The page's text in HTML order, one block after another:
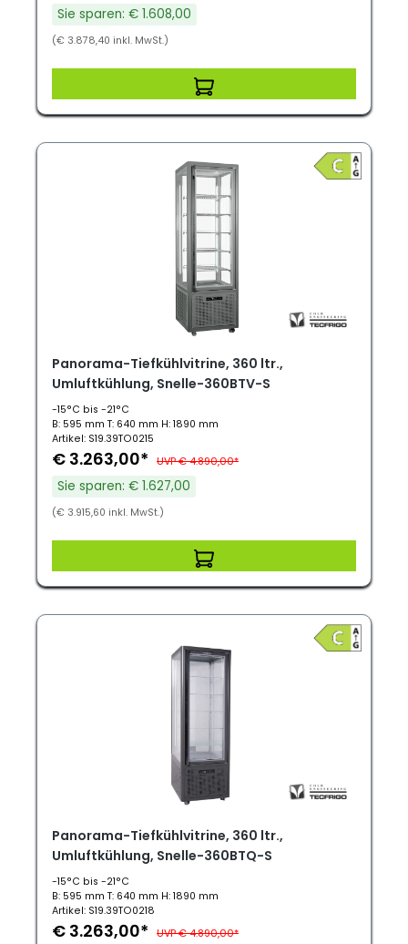
Sie sparen: € 1.608,00
(€ 3.878,40 inkl. MwSt.)
Panorama-Tiefkühlvitrine, 360 ltr.,
Umluftkühlung, Snelle-360BTV-S
-15°C bis -21°C
B: 595 mm T: 640 mm H: 1890 mm
Artikel: S19.39TO0215
€ 3.263,00* UVP € 4.890,00*
Sie sparen: € 1.627,00
(€ 3.915,60 inkl. MwSt.)
Panorama-Tiefkühlvitrine, 360 ltr.,
Umluftkühlung, Snelle-360BTQ-S
-15°C bis -21°C
B: 595 mm T: 640 mm H: 1890 mm
Artikel: S19.39TO0218
€ 3.263,00* UVP € 4.890,00*